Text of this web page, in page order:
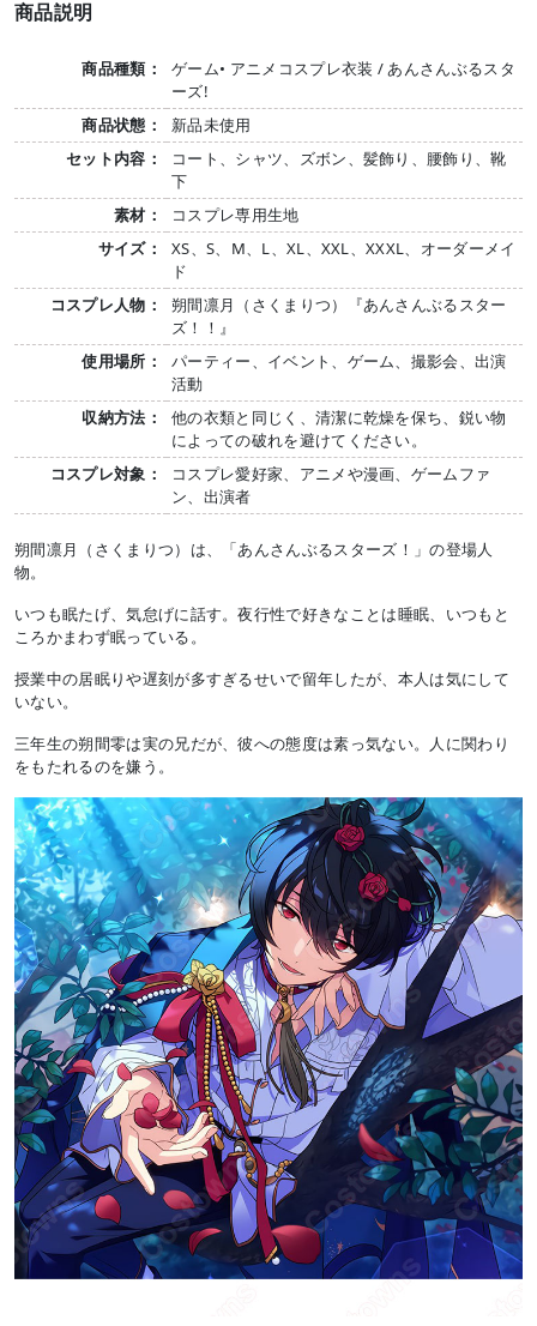
商品説明
商品種類：
ゲーム• アニメコスプレ衣装 / あんさんぶるスタ
ーズ!
商品状態：
新品未使用
セット内容：
コート、シャツ、ズボン、髪飾り、腰飾り、靴
下
素材：
コスプレ専用生地
サイズ：
XS、S、M、L、XL、XXL、XXXL、オーダーメイ
ド
コスプレ人物：
朔間凛月（さくまりつ）『あんさんぶるスター
ズ！！』
使用場所：
パーティー、イベント、ゲーム、撮影会、出演
活動
収納方法：
他の衣類と同じく、清潔に乾燥を保ち、鋭い物
によっての破れを避けてください。
コスプレ対象：
コスプレ愛好家、アニメや漫画、ゲームファ
ン、出演者
朔間凛月（さくまりつ）は、「あんさんぶるスターズ！」の登場人
物。
いつも眠たげ、気怠げに話す。夜行性で好きなことは睡眠、いつもと
ころかまわず眠っている。
授業中の居眠りや遅刻が多すぎるせいで留年したが、本人は気にして
いない。
三年生の朔間零は実の兄だが、彼への態度は素っ気ない。人に関わり
をもたれるのを嫌う。